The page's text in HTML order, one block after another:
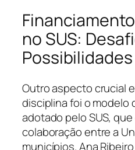
no SUS:
Possibilidades
Outro aspecto crucial
disciplina foi o modelo
adotado pelo SUS,
colaboração entre a
municípios. Ana